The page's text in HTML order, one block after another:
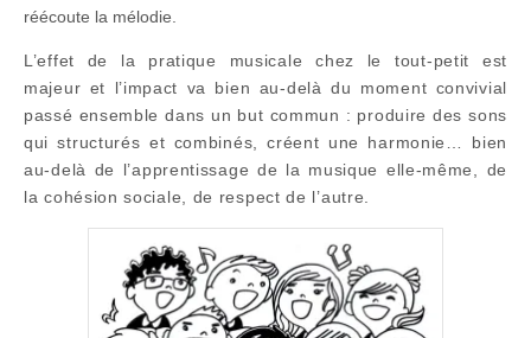
réécoute la mélodie.
L’effet de la pratique musicale chez le tout-petit est
majeur et l’impact va bien au-delà du moment convivial
passé ensemble dans un but commun : produire des sons
qui structurés et combinés, créent une harmonie… bien
au-delà de l’apprentissage de la musique elle-même, de
la cohésion sociale, de respect de l’autre.